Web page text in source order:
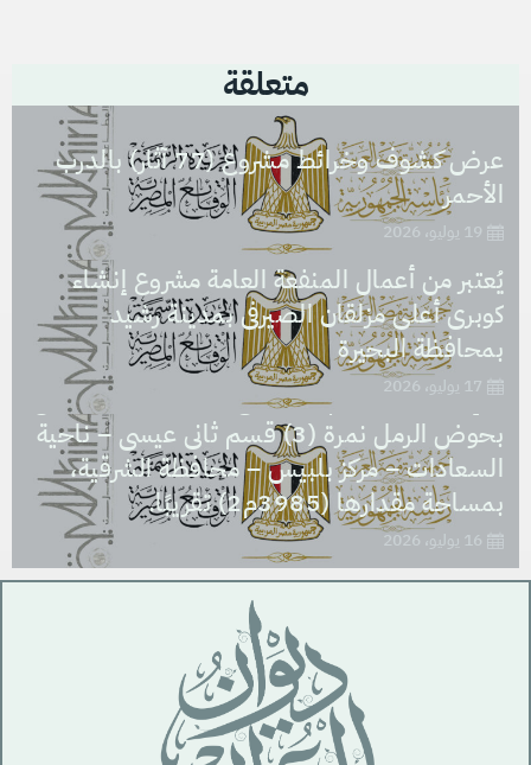
متعلقة
عرض كشوف وخرائط مشروع (77 آثار) بالدرب
الأحمر
19 يوليو، 2026
يُعتبر من أعمال المنفعة العامة مشروع إنشاء
كوبرى أعلى مزلقان الصيرفى بمدينة رشيد
بمحافظة البحيرة
17 يوليو، 2026
يُعتبر من أعمال المنفعة العامة مشروع نزع ملكية
العقار الذى تشغله مدرسة السعادات الابتدائية
والإعدادية، بالرقم التعريفى (1312747) الكائن
بحوض الرمل نمرة (3) قسم ثانى عيسى – ناحية
السعادات – مركز بلبيس – محافظة الشرقية،
بمساحة مقدارها (3985م2) تقريبًا.
16 يوليو، 2026